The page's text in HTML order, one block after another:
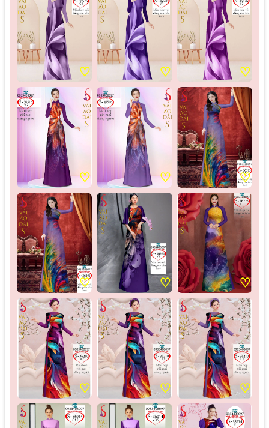
♡ ♡ ♡
♡ ♡ ♡
♡ ♡ ♡
♡ ♡ ♡